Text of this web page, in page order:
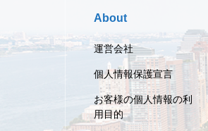
About
運営会社
個人情報保護宣言
お客様の個人情報の利
用目的